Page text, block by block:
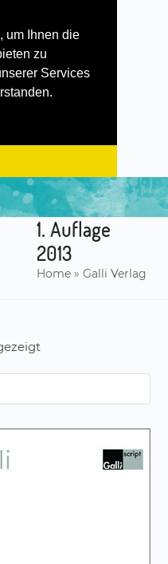
um Ihnen die
zu
Services
1. Auflage
2013
Home» Galli Verlag